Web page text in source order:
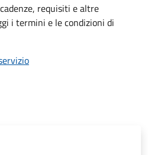
requisiti e altre
i termini e le condizioni di